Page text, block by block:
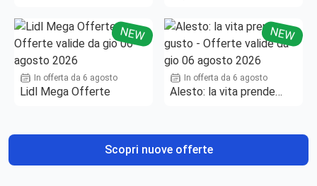
NEW
In offerta da 6 agosto
Lidl Mega Offerte
NEW
In offerta da 6 agosto
Alesto: la vita prende
Scopri nuove offerte